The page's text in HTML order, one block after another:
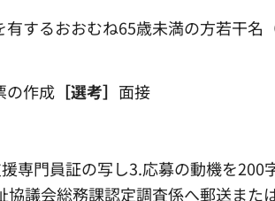
するおおむね65歳未満の方若干名
の作成 ［選考］ 面接
専門員証の写し3.応募の動機を
協議会総務課認定調査係へ郵送ま